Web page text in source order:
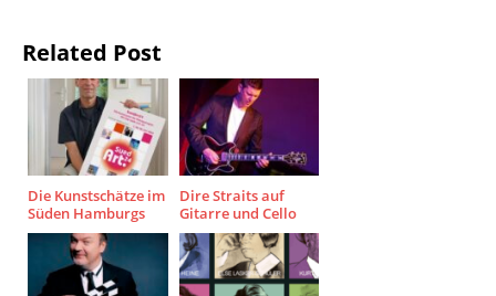
Related Post
Die Kunstschätze im
Süden Hamburgs
Dire Straits auf
Gitarre und Cello